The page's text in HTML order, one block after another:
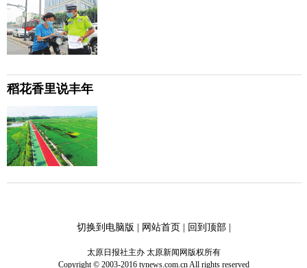
稻花香里说丰年
切换到电脑版 | 网站首页| 回到顶部|
太原日报社主办 太原新闻网版权所有
Copyright © 2003-2016 tynews.com.cn All rights reserved